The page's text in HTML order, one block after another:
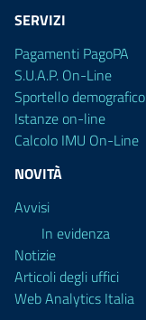
SERVIZI
Pagamenti PagoPA
S.U.A.P. On-Line
Sportello demografico
Istanze on-line
Calcolo IMU On-Line
NOVITÀ
Avvisi
In evidenza
Notizie
Articoli degli uffici
Web Analytics Italia